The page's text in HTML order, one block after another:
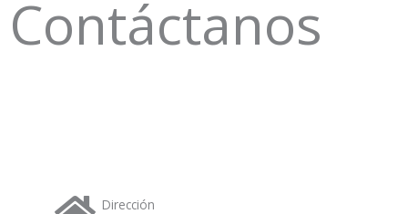
Contáctanos
Dirección